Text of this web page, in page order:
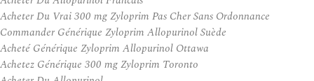
Acheter Du Vrai 300 mg Zyloprim Pas Cher Sans Ordonnance
Commander Générique Zyloprim Allopurinol Suède
Acheté Générique Zyloprim Allopurinol Ottawa
Achetez Générique 300 mg Zyloprim Toronto